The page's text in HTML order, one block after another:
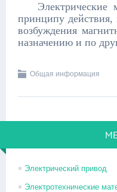
Электрические
принципу действия,
возбуждения
назначению и по
Общая информация
Электрический привод
Электротехнические